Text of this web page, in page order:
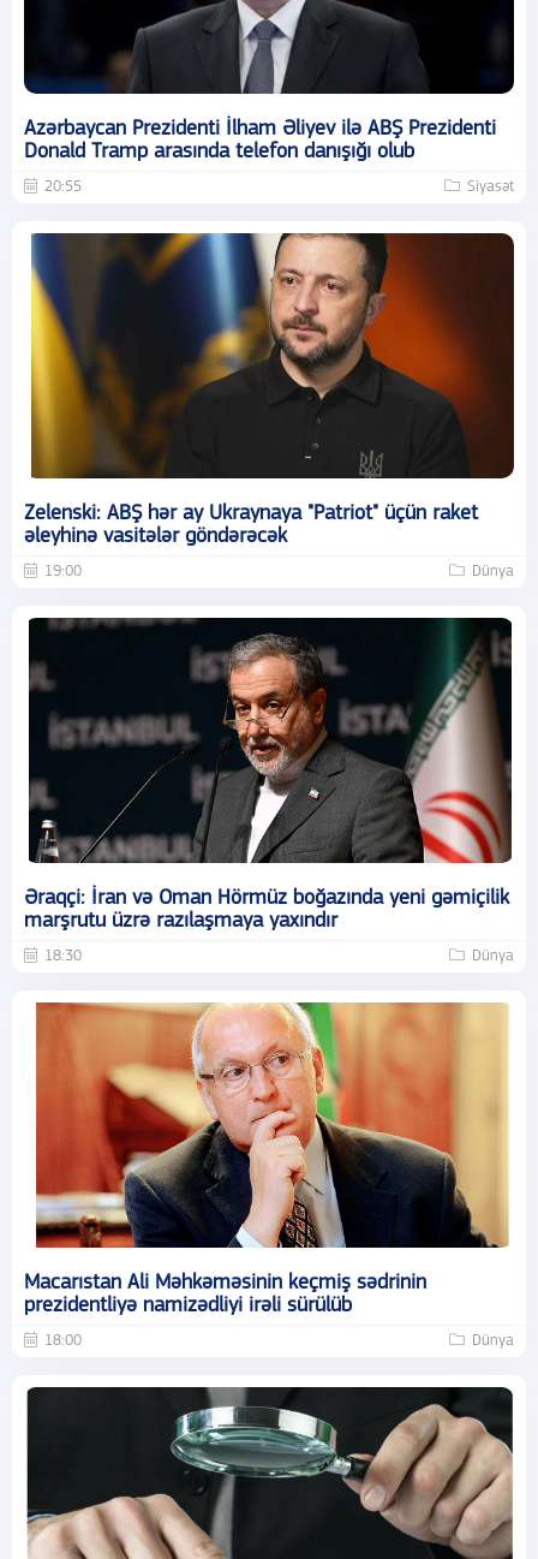
Azərbaycan Prezidenti İlham Əliyev ilə ABŞ Prezidenti
Donald Tramp arasında telefon danışığı olub
20:55 Siyasət
Zelenski: ABŞ hər ay Ukraynaya "Patriot" üçün raket
əleyhinə vasitələr göndərəcək
19:00 Dünya
Əraqçi: İran və Oman Hörmüz boğazında yeni gəmiçilik
marşrutu üzrə razılaşmaya yaxındır
18:30 Dünya
Macarıstan Ali Məhkəməsinin keçmiş sədrinin
prezidentliyə namizədliyi irəli sürülüb
18:00 Dünya